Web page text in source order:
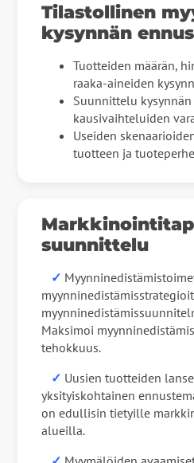
Tilastollinen
kysynnän
Tuotteiden määrän,
raaka-aineiden
Suunnittelu
kausivaihteluiden
Useiden
tuotteen ja
suunnittelu
✓
Maksimoi
tehokkuus.
✓ Uusien tuotteiden
yksityiskohtainen
on edullisin tietyille
alueilla.